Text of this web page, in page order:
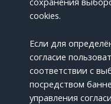
cookies.
Если для
согласие
соответствии с
посредством
управления